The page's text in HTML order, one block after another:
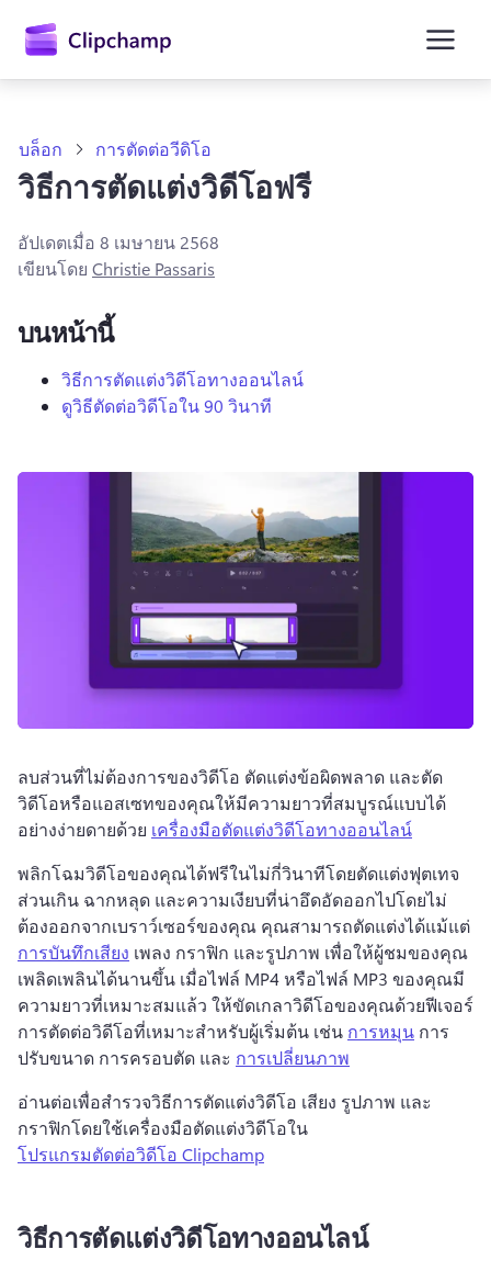
เนื้อหา
หลัก
ลงชื่อเข้าใช้
บล็อก การตัดต่อวีดิโอ
วิธีการตัดแต่งวิดีโอฟรี
อัปเดตเมื่อ 8 เมษายน 2568
เขียนโดย Christie Passaris
บนหน้านี้
วิธีการตัดแต่งวิดีโอทางออนไลน์
ดูวิธีตัดต่อวิดีโอใน 90 วินาที
ลบส่วนที่ไม่ต้องการของวิดีโอ ตัดแต่งข้อผิดพลาด และตัด
วิดีโอหรือแอสเซทของคุณให้มีความยาวที่สมบูรณ์แบบได้
อย่างง่ายดายด้วย เครื่องมือตัดแต่งวิดีโอทางออนไลน์
พลิกโฉมวิดีโอของคุณได้ฟรีในไม่กี่วินาทีโดยตัดแต่งฟุตเทจ
ส่วนเกิน ฉากหลุด และความเงียบที่น่าอึดอัดออกไปโดยไม่
ต้องออกจากเบราว์เซอร์ของคุณ
การบันทึกเสียง เพลง กราฟิก และรูปภาพ เพื่อให้ผู้ชมของคุณ
เพลิดเพลินได้นานขึ้น เมื่อไฟล์ MP4 หรือไฟล์ MP3 ของคุณมี
ความยาวที่เหมาะสมแล้ว ให้ขัดเกลาวิดีโอของคุณด้วยฟีเจอร์
การตัดต่อวิดีโอที่เหมาะสำหรับผู้เริ่มต้น เช่น การหมุน การ
ปรับขนาด การครอบตัด และ การเปลี่ยนภาพ
อ่านต่อเพื่อสำรวจวิธีการตัดแต่งวิดีโอ เสียง รูปภาพ และ
กราฟิกโดยใช้เครื่องมือตัดแต่งวิดีโอใน
โปรแกรมตัดต่อวิดีโอ Clipchamp
วิธีการตัดแต่งวิดีโอทางออนไลน์